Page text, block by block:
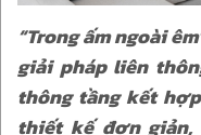
“Trong ấm ngoài
giải pháp liên
thông tầng kết
thiết kế đơn